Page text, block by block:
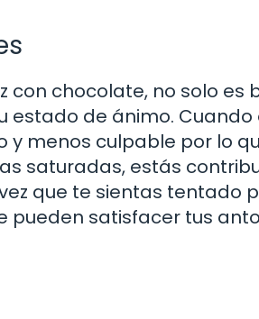
con chocolate, no solo es
estado de ánimo.
y menos culpable por lo
saturadas, estás
que te sientas tentado
pueden satisfacer tus